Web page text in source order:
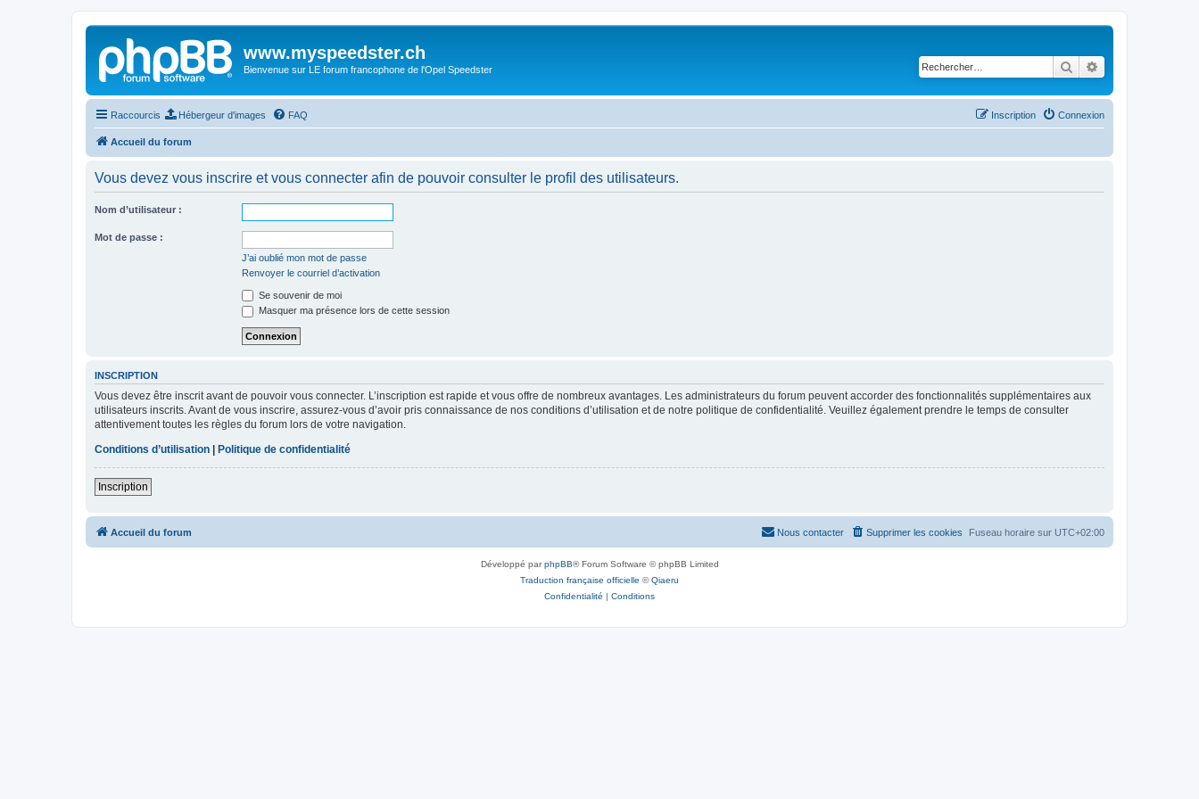
www.myspeedster.ch
Bienvenue sur LE forum francophone de l'Opel Speedster Rechercher
Raccourcis Hébergeur d'images FAQ Connexion
Inscription
Accueil du forum
Vous devez vous inscrire et vous connecter afin de pouvoir consulter le profil des utilisateurs.
Nom d’utilisateur :
Mot de passe :
J’ai oublié mon mot de passe
Renvoyer le courriel d’activation
Se souvenir de moi
Masquer ma présence lors de cette session
INSCRIPTION
Vous devez être inscrit avant de pouvoir vous connecter. L’inscription est rapide et vous offre de nombreux avantages. Les administrateurs du forum peuvent accorder des fonctionnalités supplémentaires aux
utilisateurs inscrits. Avant de vous inscrire, assurez-vous d’avoir pris connaissance de nos conditions d’utilisation et de notre politique de confidentialité. Veuillez également prendre le temps de consulter
attentivement toutes les règles du forum lors de votre navigation.
Conditions d’utilisation
Politique de confidentialité
Inscription
Accueil du forum Fuseau horaire sur UTC+02:00
Supprimer les cookies
Nous contacter
Développé parphpBB® Forum Software © phpBB Limited
Traduction française officielle ©Qiaeru
Confidentialité | Conditions